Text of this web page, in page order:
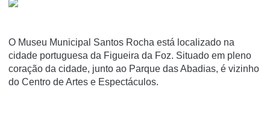
O Museu Municipal Santos Rocha está localizado na
cidade portuguesa da Figueira da Foz. Situado em pleno
coração da cidade, junto ao Parque das Abadias, é vizinho
do Centro de Artes e Espectáculos.